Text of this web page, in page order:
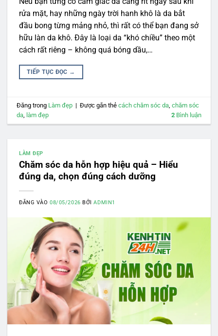
rửa mặt, hay những ngày trời hanh khô là da bắt
đầu bong từng mảng nhỏ, thì rất có thể bạn đang sở
hữu làn da khô. Đây là loại da “khó chiều” theo một
cách rất riêng – không quá bóng dầu,…
TIẾP TỤC ĐỌC →
Đăng trong Làm đẹp | Được gắn thẻcách chăm sóc da ,chăm sóc
da làm đẹp 2Bình luận
LÀM ĐẸP
Chăm sóc da hỗn hợp hiệu quả – Hiểu
đúng da, chọn đúng cách dưỡng
ĐĂNG VÀO08/05/2026 BỞIADMIN1